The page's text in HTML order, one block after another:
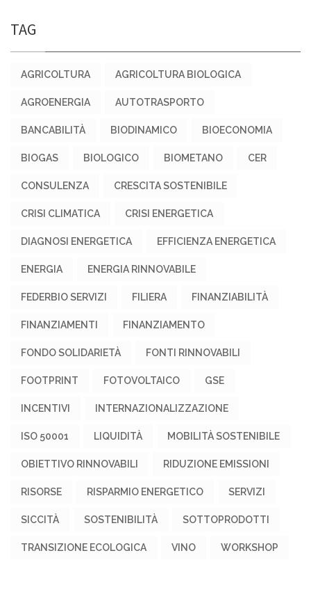
TAG
AGRICOLTURA AGRICOLTURA BIOLOGICA
AGROENERGIA AUTOTRASPORTO
BANCABILITÀ BIODINAMICO BIOECONOMIA
BIOGAS BIOLOGICO BIOMETANO CER
CONSULENZA CRESCITA SOSTENIBILE
CRISI CLIMATICA CRISI ENERGETICA
DIAGNOSI ENERGETICA EFFICIENZA ENERGETICA
ENERGIA ENERGIA RINNOVABILE
FEDERBIO SERVIZI FILIERA FINANZIABILITÀ
FINANZIAMENTI FINANZIAMENTO
FONDO SOLIDARIETÀ FONTI RINNOVABILI
FOOTPRINT FOTOVOLTAICO GSE
INCENTIVI INTERNAZIONALIZZAZIONE
ISO 50001 LIQUIDITÀ MOBILITÀ SOSTENIBILE
OBIETTIVO RINNOVABILI RIDUZIONE EMISSIONI
RISORSE RISPARMIO ENERGETICO SERVIZI
SICCITÀ SOSTENIBILITÀ SOTTOPRODOTTI
TRANSIZIONE ECOLOGICA VINO WORKSHOP